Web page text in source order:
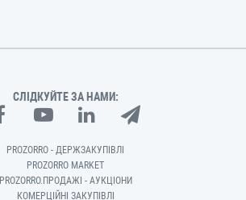
СЛІДКУЙТЕ ЗА НАМИ:
PROZORRO - ДЕРЖЗАКУПІВЛІ
PROZORRO MARKET
PROZORRO.ПРОДАЖІ - АУКЦІОНИ
КОМЕРЦІЙНІ ЗАКУПІВЛІ